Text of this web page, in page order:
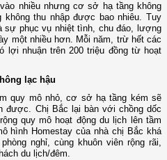
nhiều nhưng cơ sở hạ tầng không
thu nhập được bao nhiêu. Tuy
sự phục vụ nhiệt tình, chu đáo, lượng
một nhiều hơn. Mỗi năm, trừ hết các
lợi nhuận trên 200 triệu đồng từ hoạt
lạc hậu
quy mô nhỏ, cơ sở hạ tầng kém sẽ
được. Chị Bắc lại bàn với chồng dốc
quy mô hoạt động du lịch lên tầm
hình Homestay của nhà chị Bắc khá
nghỉ, cùng khuôn viên rộng rãi,
du lịch/đêm.